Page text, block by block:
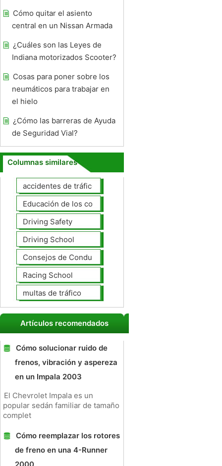
Cómo quitar el asiento
central en un Nissan Armada
¿Cuáles son las Leyes de
Indiana motorizados Scooter?
Cosas para poner sobre los
neumáticos para trabajar en
el hielo
¿Cómo las barreras de Ayuda
de Seguridad Vial?
Columnas similares
accidentes de tráfico
Educación de los conductores
Driving Safety
Driving School
Consejos de Conducción
Racing School
multas de tráfico
Artículos recomendados
Cómo solucionar ruido de
frenos, vibración y aspereza
en un Impala 2003
El Chevrolet Impala es un
popular sedán familiar de tamaño
complet
Cómo reemplazar los rotores
de freno en una 4-Runner